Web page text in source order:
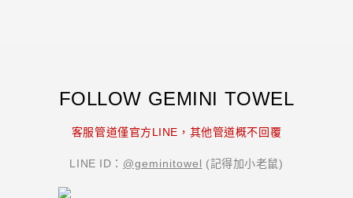
双星毛巾 GEMINI 官方購物網｜純棉台灣毛巾
品牌推薦首選｜織造專家
FOLLOW GEMINI TOWEL
客服管道僅官方LINE，其他管道概不回覆
LINE ID： @geminitowel (記得加小老鼠)